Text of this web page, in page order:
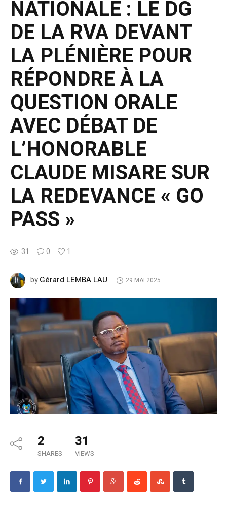
NATIONALE : LE DG
DE LA RVA DEVANT
LA PLÉNIÈRE POUR
RÉPONDRE À LA
QUESTION ORALE
AVEC DÉBAT DE
L’HONORABLE
CLAUDE MISARE SUR
LA REDEVANCE « GO
PASS »
31 0 1
byGérard LEMBA LAU 29 MAI 2025
2
SHARES
31
VIEWS